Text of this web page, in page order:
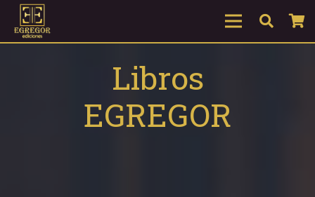
Libros
EGREGOR